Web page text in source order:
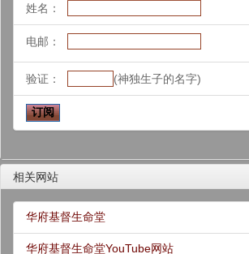
姓名：
电邮：
验证： (神独生子的名字)
相关网站
华府基督生命堂
华府基督生命堂YouTube网站